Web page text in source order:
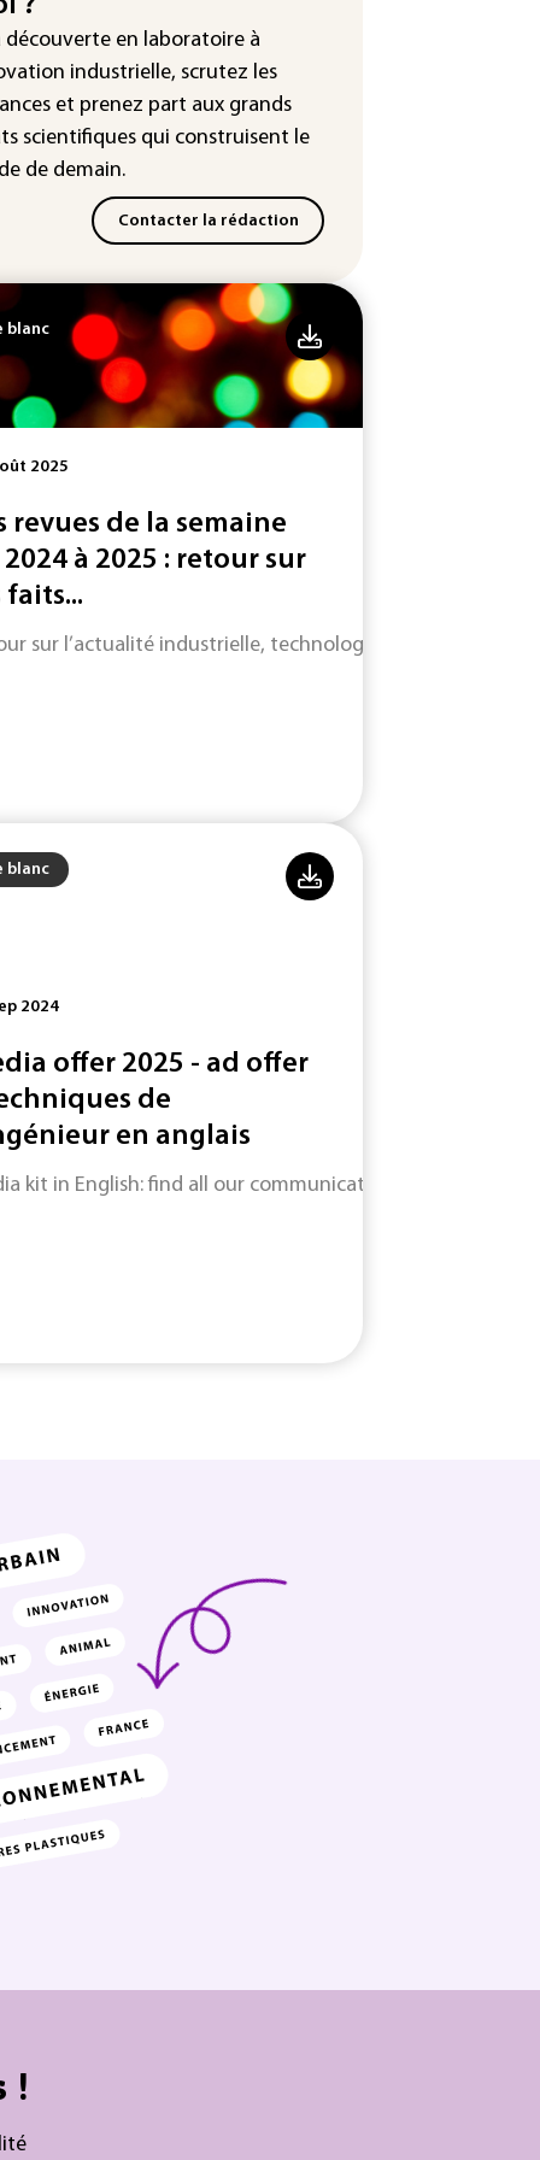
trimestre 2026, avec la
des prix du pétrole
?
découverte en laboratoire à
industrielle, scrutez les
et prenez part aux grands
scientifiques qui construisent le
de demain.
Contacter la rédaction
blanc
2025
revues de la semaine
à 2025 : retour sur
faits...
sur l’actualité industrielle, technologique et
blanc
2024
offer 2025 - ad offer
de
en anglais
kit in English: find all our communication services
!